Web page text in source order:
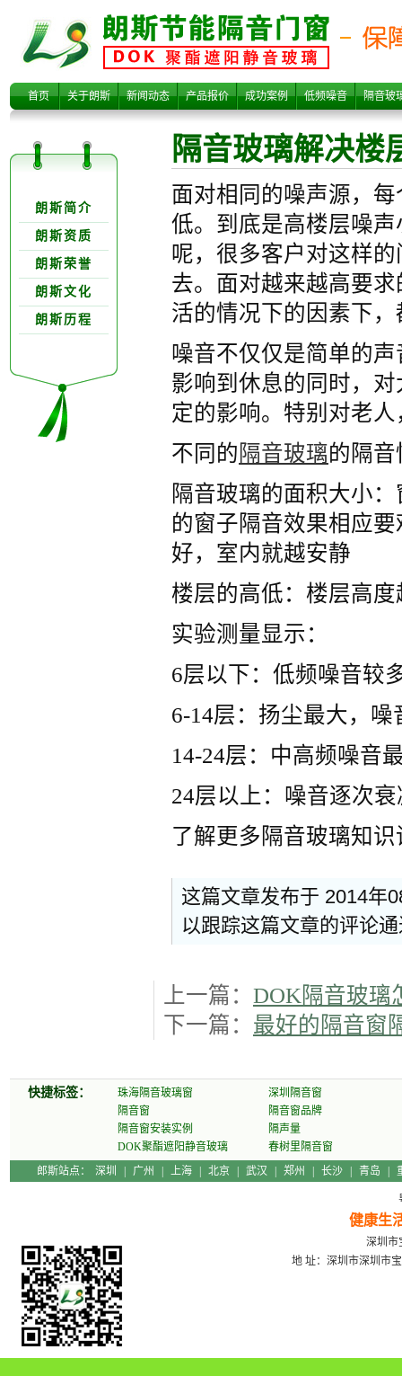
隔音玻璃解决楼
层高低噪声
首页 关于朗斯 新闻动态 产品报价 成功案例 低频噪音 隔音玻
隔音玻璃解决楼
面对相同的噪声源，
低。到底是高楼层噪
呢，很多客户对这样
去。面对越来越高要
活的情况下的因素下
噪音不仅仅是简单的
影响到休息的同时，
定的影响。特别对老
不同的 隔音玻璃的隔
隔音玻璃的面积大小
的窗子隔音效果相应
好，室内就越安静
楼层的高低：楼层高
实验测量显示：
6层以下：低频噪音较
6-14层：扬尘最大，
14-24层：中高频噪音
24层以上：噪音逐次
了解更多隔音玻璃知
这篇文章发布于 2014年
以跟踪这篇文章的评论
上一篇： DOK隔音玻璃
下一篇： 最好的隔音窗
朗斯简介
朗斯资质
朗斯荣誉
朗斯文化
朗斯历程
快捷标签： 珠海隔音玻璃窗
深圳隔音窗
隔音窗
隔音窗品牌
隔音窗安装实例
隔声量
DOK聚酯遮阳静音玻璃
春树里隔音窗
郎斯站点：
深圳 广州 上海 北京 武汉 郑州 长沙 青岛
健康生
深圳市
地 址：深圳市深圳市